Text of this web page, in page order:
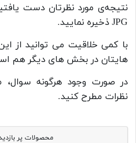
نتیجه‌‌ی مورد نظرتان دست
JPG ذخیره نمایید.
با کمی خلاقیت می توانید از
هایتان در بخش های دیگر هم
در صورت وجود هرگونه
نظرات مطرح کنید.
محصولات پر